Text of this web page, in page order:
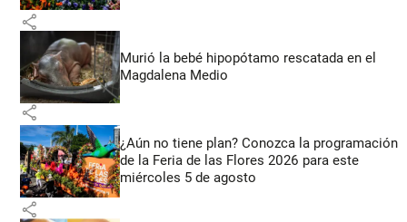
share
Murió la bebé hipopótamo rescatada en el
Magdalena Medio
share
¿Aún no tiene plan? Conozca la programación
de la Feria de las Flores 2026 para este
miércoles 5 de agosto
share